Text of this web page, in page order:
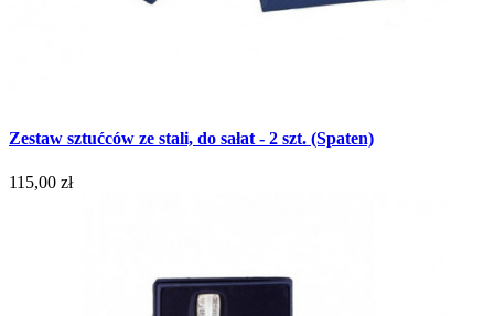
Zestaw sztućców ze stali, do sałat - 2 szt. (Spaten)
115,00 zł